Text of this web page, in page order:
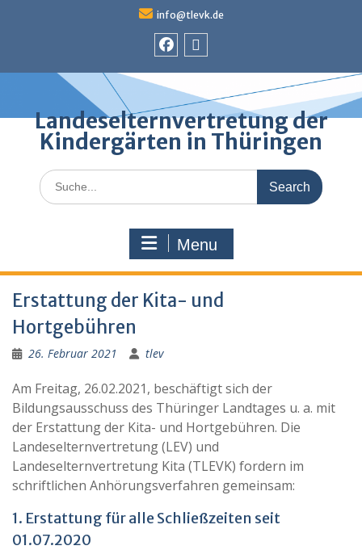
info@tlevk.de
Landeselternvertretung der
Kindergärten in Thüringen
Search
for:
Menu
Erstattung der Kita- und
Hortgebühren
26. Februar 2021 tlev
Am Freitag, 26.02.2021, beschäftigt sich der
Bildungsausschuss des Thüringer Landtages u. a. mit
der Erstattung der Kita- und Hortgebühren. Die
Landeselternvertretung (LEV) und
Landeselternvertretung Kita (TLEVK) fordern im
schriftlichen Anhörungsverfahren gemeinsam:
1. Erstattung für alle Schließzeiten seit
01.07.2020